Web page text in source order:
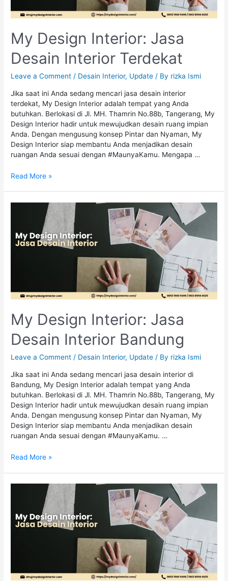
My Design Interior: Jasa
Desain Interior Terdekat
Leave a Comment / Desain Interior, Update / By rizka Ismi
Jika saat ini Anda sedang mencari jasa desain interior
terdekat, My Design Interior adalah tempat yang Anda
butuhkan. Berlokasi di Jl. MH. Thamrin No.88b, Tangerang, My
Design Interior hadir untuk mewujudkan desain ruang impian
Anda. Dengan mengusung konsep Pintar dan Nyaman, My
Design Interior siap membantu Anda menjadikan desain
ruangan Anda sesuai dengan #MaunyaKamu. Mengapa …
Read More »
My Design Interior: Jasa
Desain Interior Bandung
Leave a Comment / Desain Interior, Update / By rizka Ismi
Jika saat ini Anda sedang mencari jasa desain interior di
Bandung, My Design Interior adalah tempat yang Anda
butuhkan. Berlokasi di Jl. MH. Thamrin No.88b, Tangerang, My
Design Interior hadir untuk mewujudkan desain ruang impian
Anda. Dengan mengusung konsep Pintar dan Nyaman, My
Design Interior siap membantu Anda menjadikan desain
ruangan Anda sesuai dengan #MaunyaKamu. …
Read More »